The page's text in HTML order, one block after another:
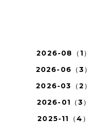
2026-08（1）
2026-06（3）
2026-03（2）
2026-01（3）
2025-11（4）